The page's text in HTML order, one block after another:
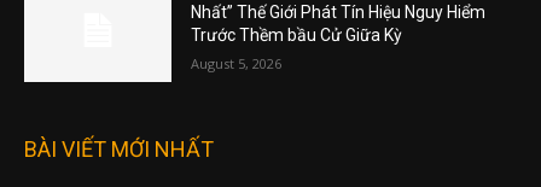
Nhất” Thế Giới Phát Tín Hiệu Nguy Hiểm
Trước Thềm bầu Cử Giữa Kỳ
August 5, 2026
BÀI VIẾT MỚI NHẤT